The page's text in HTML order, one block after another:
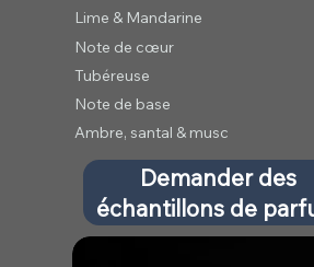
Lime & Mandarine
Note de cœur
Tubéreuse
Note de base
Ambre, santal & musc
Demander des
échantillons de